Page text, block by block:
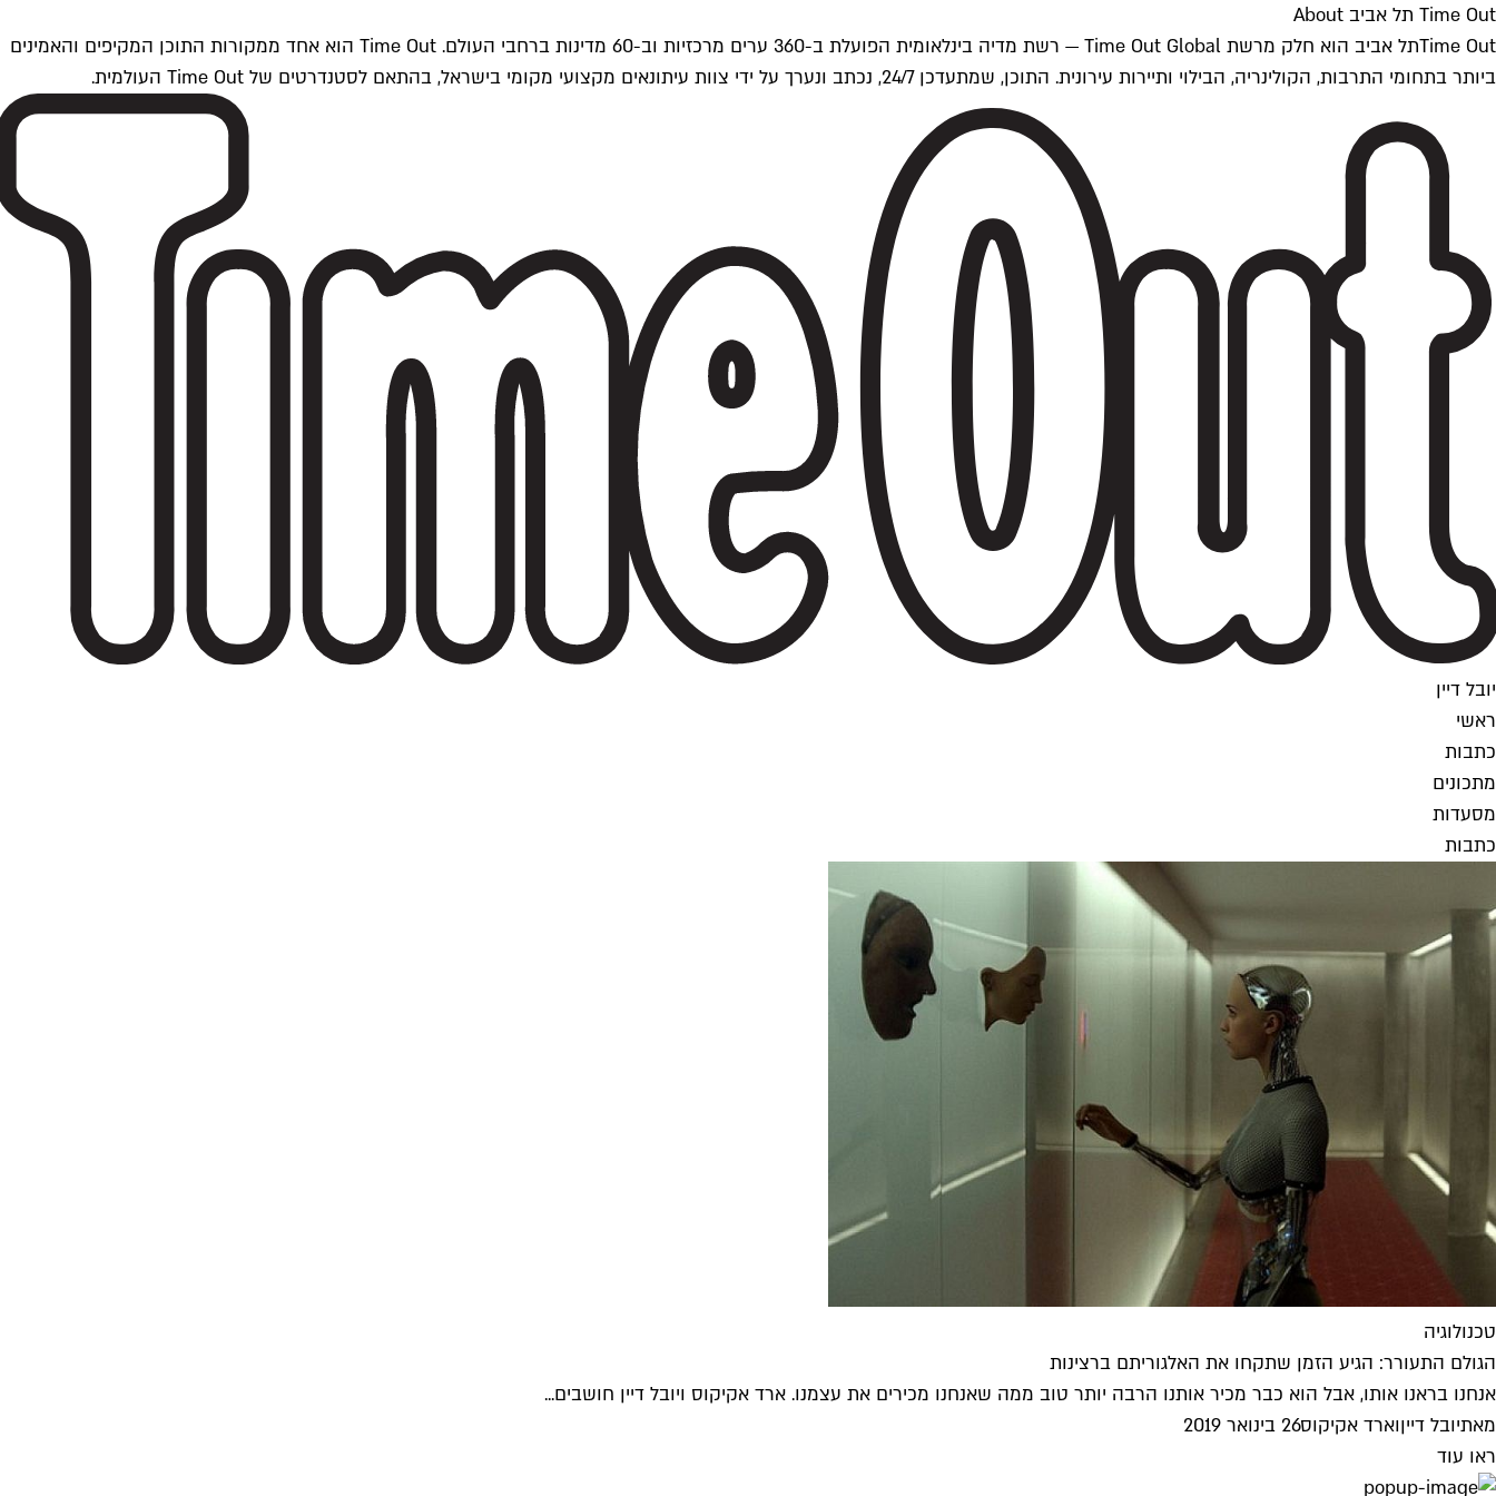
Time Out תל אביב About
Time Outתל אביב הוא חלק מרשת Time Out Global — רשת מדיה בינלאומית הפועלת ב-360 ערים מרכזיות וב-60 מדינות ברחבי העולם. Time Out הוא אחד ממקורות התוכן המקיפים והאמינים
ביותר בתחומי התרבות, הקולינריה, הבילוי ותיירות עירונית. התוכן, שמתעדכן 24/7, נכתב ונערך על ידי צוות עיתונאים מקצועי מקומי בישראל, בהתאם לסטנדרטים של Time Out העולמית.
יובל דיין
ראשי
כתבות
מתכונים
מסעדות
כתבות
טכנולוגיה
הגולם התעורר: הגיע הזמן שתקחו את האלגוריתם ברצינות
אנחנו בראנו אותו, אבל הוא כבר מכיר אותנו הרבה יותר טוב ממה שאנחנו מכירים את עצמנו. ארד אקיקוס ויובל דיין חושבים...
מאתיובל דייןוארד אקיקוס26 בינואר 2019
ראו עוד